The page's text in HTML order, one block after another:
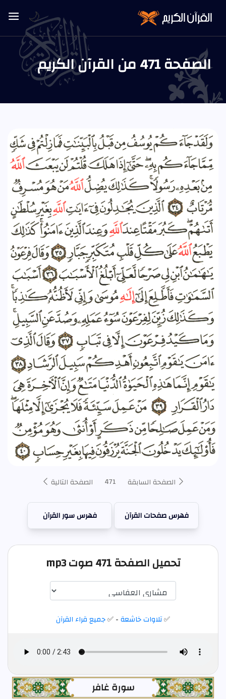
الصفحة 471 من القرآن الكريم
الصفحة السابقة 471 الصفحة التالية
فهرس صفحات القرآن فهرس سور القرآن
تحميل الصفحة 471 صوت mp3
✅تلاوات خاشعة- ✅جميع قراء القرآن
سورة غافر
🌙